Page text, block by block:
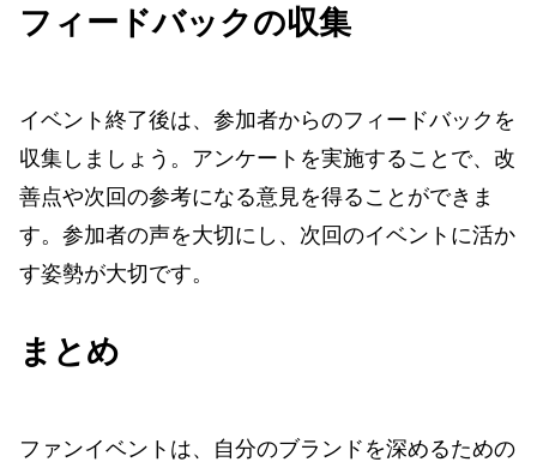
フィードバックの収集
イベント終了後は、参加者からのフィードバックを
収集しましょう。アンケートを実施することで、改
善点や次回の参考になる意見を得ることができま
す。参加者の声を大切にし、次回のイベントに活か
す姿勢が大切です。
まとめ
ファンイベントは、自分のブランドを深めるための